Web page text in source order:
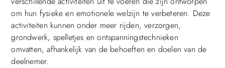
om hun fysieke en emotionele welzijn te verbeteren. Deze
activiteiten kunnen onder meer rijden, verzorgen,
grondwerk, spelletjes en ontspanningstechnieken
omvatten, afhankelijk van de behoeften en doelen van de
deelnemer.